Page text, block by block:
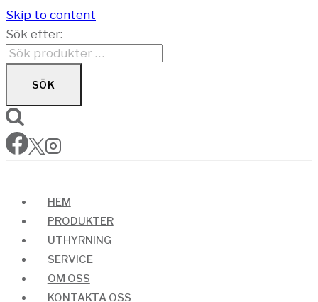
Skip to content
Sök efter:
SÖK
HEM
PRODUKTER
UTHYRNING
SERVICE
OM OSS
KONTAKTA OSS